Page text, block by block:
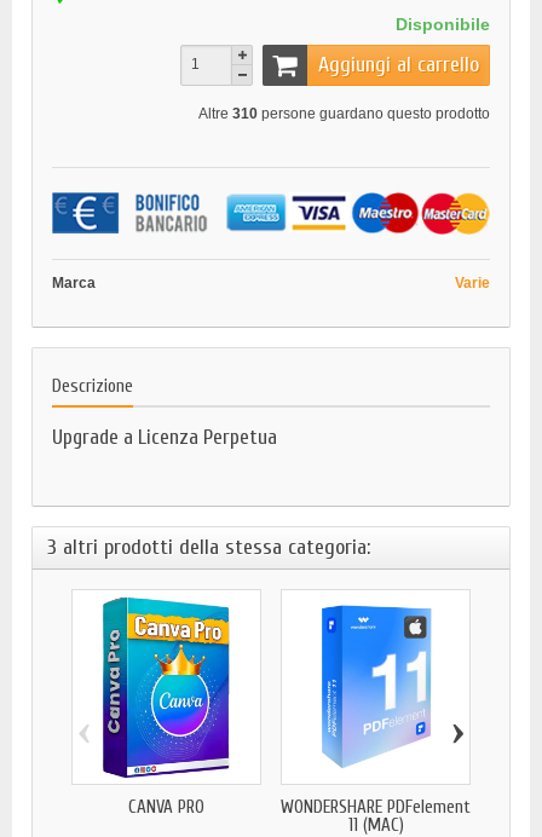
Disponibile
Aggiungi al carrello
Altre 310 persone guardano questo prodotto
Marca Varie
Descrizione
Upgrade a Licenza Perpetua
3 altri prodotti della stessa categoria:
CANVA PRO
WONDERSHARE PDFelement
11 (MAC)
‹ ›